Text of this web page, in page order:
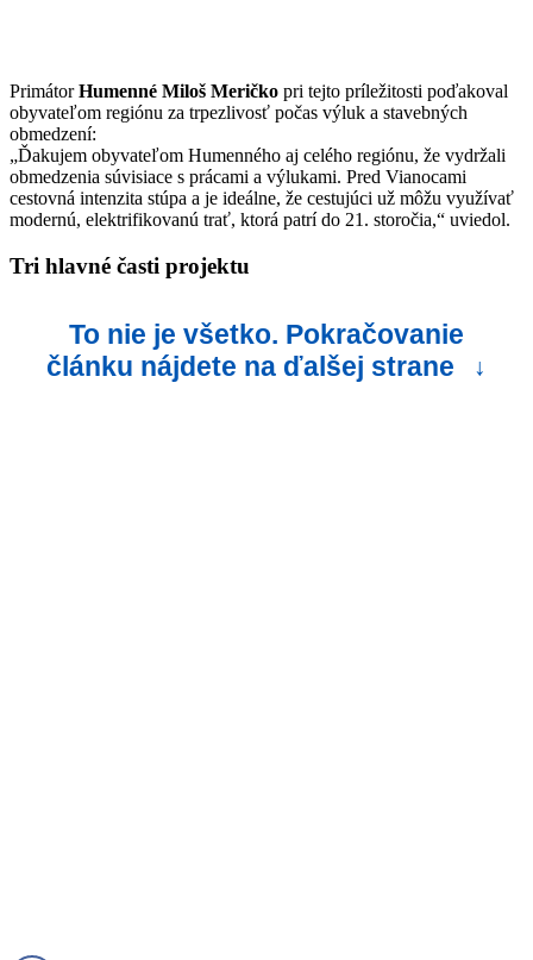
PrimátorHumenné Miloš Meričko pri tejto príležitosti poďakoval
obyvateľom regiónu za trpezlivosť počas výluk a stavebných
obmedzení:
„Ďakujem obyvateľom Humenného aj celého regiónu, že vydržali
obmedzenia súvisiace s prácami a výlukami. Pred Vianocami
cestovná intenzita stúpa a je ideálne, že cestujúci už môžu využívať
modernú, elektrifikovanú trať, ktorá patrí do 21. storočia,“ uviedol.
Tri hlavné časti projektu
To nie je všetko. Pokračovanie
článku nájdete na ďalšej strane
↓